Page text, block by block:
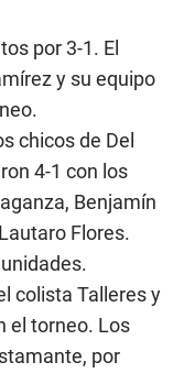
por 3-1. El
y su equipo
chicos de Del
4-1 con los
Benjamín
Flores.
colista Talleres y
el torneo. Los
por